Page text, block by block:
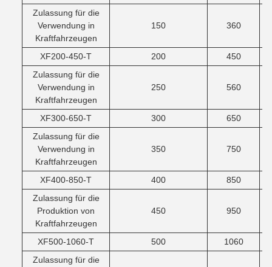
Zulassung für die
Verwendung in
Kraftfahrzeugen
150 360
XF200-450-T 200
450
Zulassung für die
Verwendung in
Kraftfahrzeugen
250 560
XF300-650-T 300
650
Zulassung für die
Verwendung in
Kraftfahrzeugen
350 750
XF400-850-T 400
850
Zulassung für die
Produktion von
Kraftfahrzeugen
450 950
XF500-1060-T 500
1060
Zulassung für die